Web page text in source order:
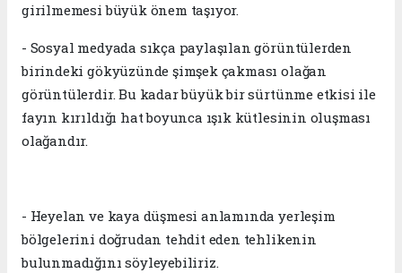
girilmemesi büyük önem taşıyor.
- Sosyal medyada sıkça paylaşılan görüntülerden
birindeki gökyüzünde şimşek çakması olağan
görüntülerdir. Bu kadar büyük bir sürtünme etkisi ile
fayın kırıldığı hat boyunca ışık kütlesinin oluşması
olağandır.
- Heyelan ve kaya düşmesi anlamında yerleşim
bölgelerini doğrudan tehdit eden tehlikenin
bulunmadığını söyleyebiliriz.